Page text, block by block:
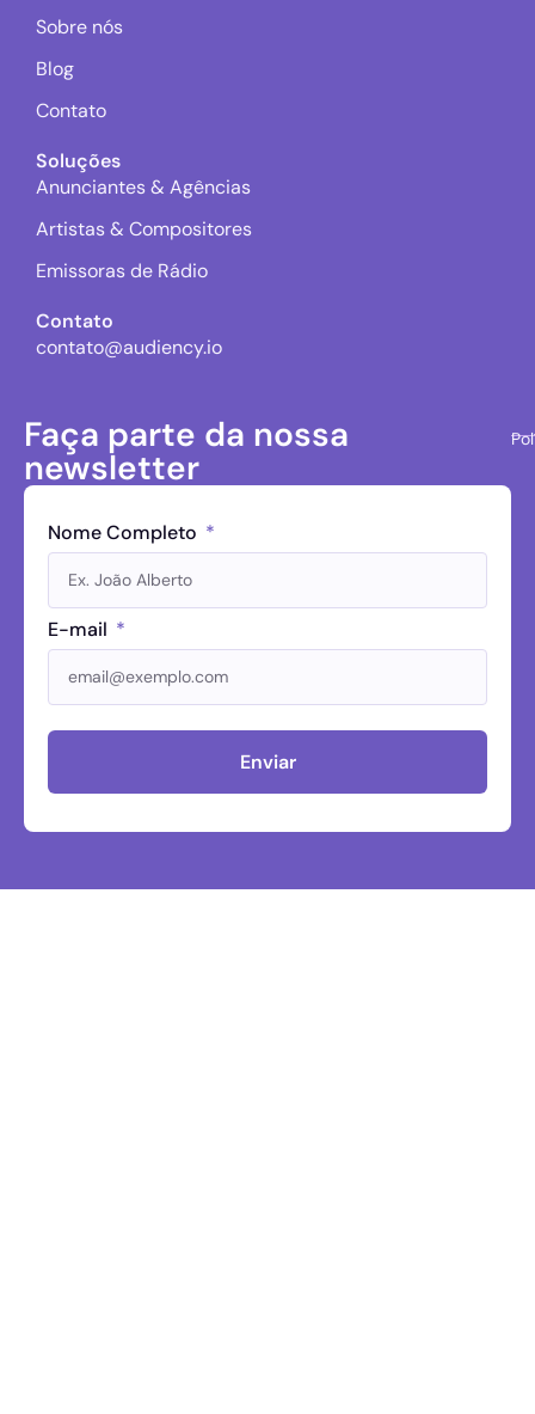
Sobre nós
Blog
Contato
Soluções
Anunciantes & Agências
Artistas & Compositores
Emissoras de Rádio
Contato
contato@audiency.io
Faça parte da nossa
newsletter
Nome Completo
E-mail
Enviar